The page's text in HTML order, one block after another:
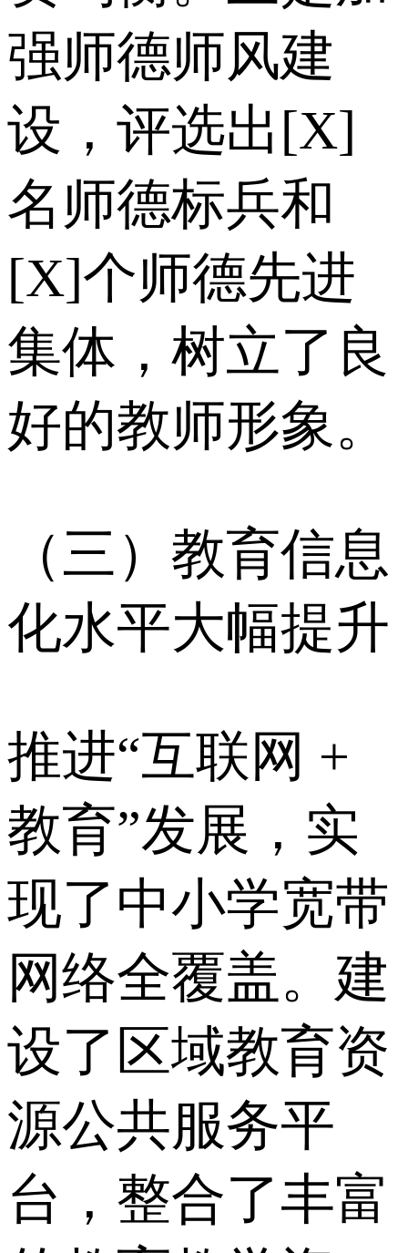
强师德师风建
设，评选出[X]
名师德标兵和
[X]个师德先进
集体，树立了良
好的教师形象。
（三）教育信息
化水平大幅提升
推进“互联网 +
教育”发展，实
现了中小学宽带
网络全覆盖。建
设了区域教育资
源公共服务平
台，整合了丰富